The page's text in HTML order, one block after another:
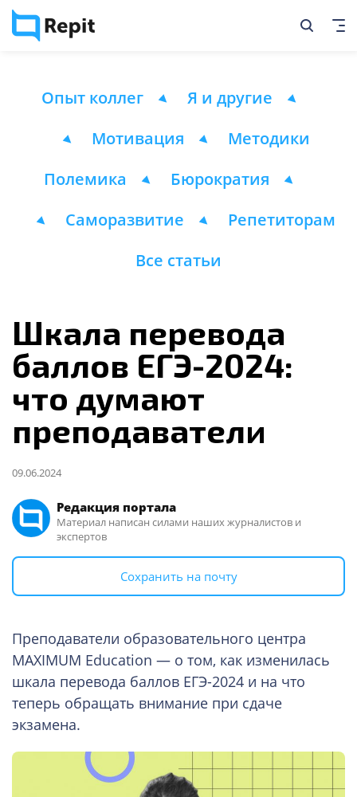
Опыт коллег
Я и другие
Мотивация
Методики
Полемика
Бюрократия
Саморазвитие
Репетиторам
Все статьи
Шкала перевода
баллов ЕГЭ-2024:
что думают
преподаватели
09.06.2024
Редакция портала
Материал написан силами наших журналистов и
экспертов
Сохранить на почту
Преподаватели образовательного центра
MAXIMUM Education — о том, как изменилась
шкала перевода баллов ЕГЭ-2024 и на что
теперь обращать внимание при сдаче
экзамена.